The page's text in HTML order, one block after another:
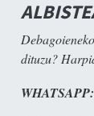
dituzu?
WHATSAPP: